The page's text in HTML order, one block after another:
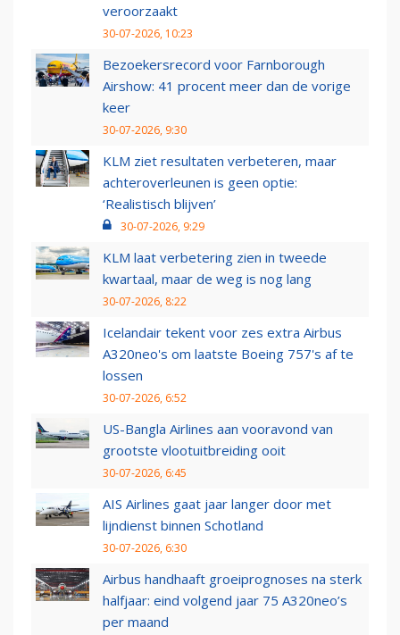
veroorzaakt
30-07-2026, 10:23
Bezoekersrecord voor Farnborough
Airshow: 41 procent meer dan de vorige
keer
30-07-2026, 9:30
KLM ziet resultaten verbeteren, maar
achteroverleunen is geen optie:
‘Realistisch blijven’
30-07-2026, 9:29
KLM laat verbetering zien in tweede
kwartaal, maar de weg is nog lang
30-07-2026, 8:22
Icelandair tekent voor zes extra Airbus
A320neo's om laatste Boeing 757's af te
lossen
30-07-2026, 6:52
US-Bangla Airlines aan vooravond van
grootste vlootuitbreiding ooit
30-07-2026, 6:45
AIS Airlines gaat jaar langer door met
lijndienst binnen Schotland
30-07-2026, 6:30
Airbus handhaaft groeiprognoses na sterk
halfjaar: eind volgend jaar 75 A320neo’s
per maand